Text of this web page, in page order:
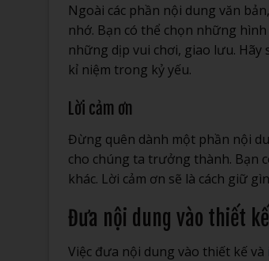
Ngoài các phần nội dung văn
nhớ. Bạn có thể chọn những
những dịp vui chơi, giao lưu.
kỉ niệm trong kỷ yếu.
Lời cảm ơn
Đừng quên dành một phần nội
cho chúng ta trưởng thành. Bạn
khác. Lời cảm ơn sẽ là cách giữ
Đưa nội dung vào thiết
Việc đưa nội dung vào thiết kế và